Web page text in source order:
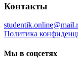
Контакты
Политика
Мы в соцсетях